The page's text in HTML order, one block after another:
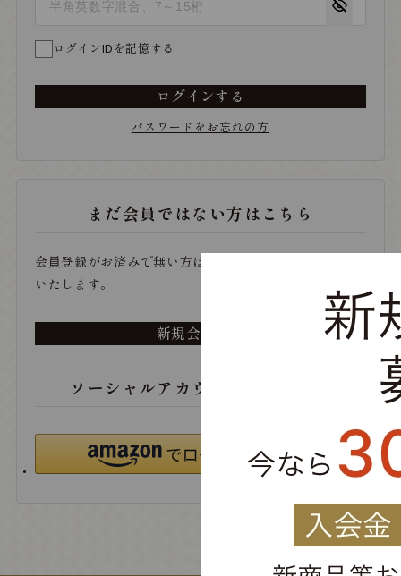
ログインIDを記憶する
ログインする
パスワードをお忘れの方
まだ会員ではない方はこちら
会員登録がお済みで無い方は、こちらから登録をお願い
いたします。
新規会員登録
ソーシャルアカウントでログイン